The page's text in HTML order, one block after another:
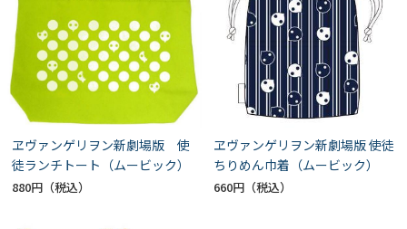
ヱヴァンゲリヲン新劇場版 使
徒ランチトート（ムービック）
880円
ヱヴァンゲリヲン新劇場版 使徒
ちりめん巾着（ムービック）
660円